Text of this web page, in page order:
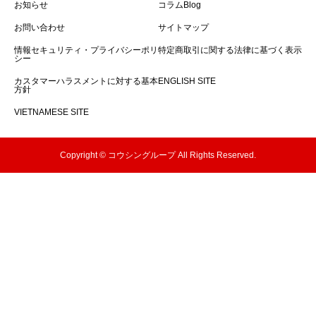
お知らせ コラムBlog
お問い合わせ サイトマップ
情報セキュリティ・プライバシーポリ
シー
特定商取引に関する法律に基づく表示
カスタマーハラスメントに対する基本
方針
ENGLISH SITE
VIETNAMESE SITE
Copyright © コウシングループ All Rights Reserved.